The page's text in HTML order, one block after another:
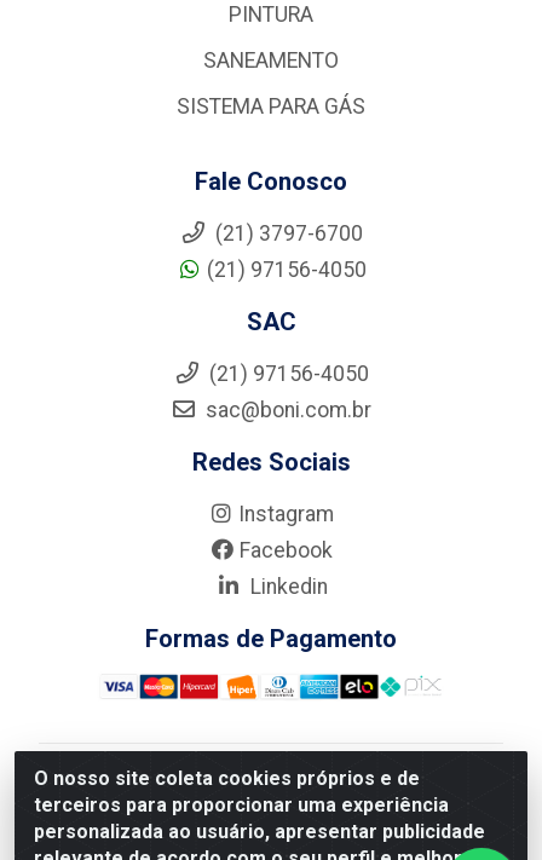
O nosso site coleta cookies próprios e de
terceiros para proporcionar uma experiência
personalizada ao usuário, apresentar publicidade
PINTURA
SANEAMENTO
SISTEMA PARA GÁS
Fale Conosco
(21) 3797-6700
(21) 97156-4050
SAC
(21) 97156-4050
sac@boni.com.br
Redes Sociais
Instagram
Facebook
Linkedin
Formas de Pagamento
Nova Boni Distribuidora de Material de Construção LTDA
- Rua Alice Tibiriçá, 330 - Vila Da Penha, Rio de
Janeiro/RJ - CEP: 21.210-110 - CNPJ: 11.003.135/0001-